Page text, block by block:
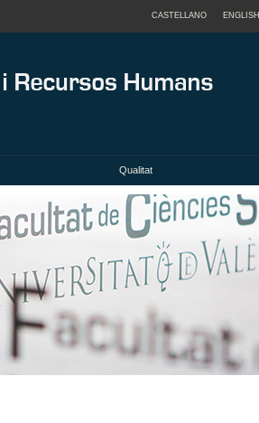
CASTELLANO ENGLISH
Qualitat